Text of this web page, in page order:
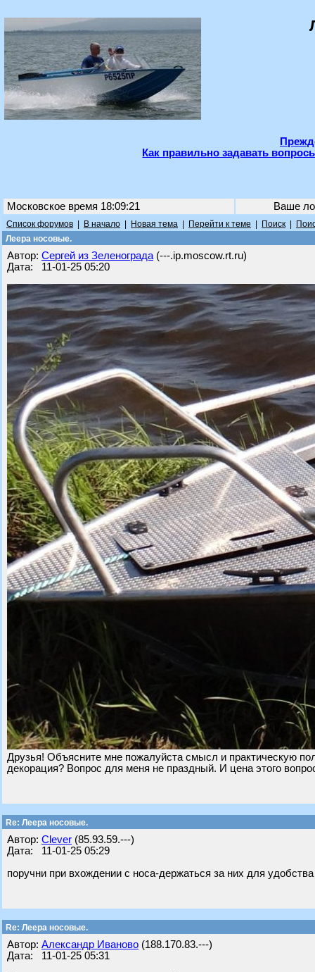
Как правильно задавать
Московское время 18:09:21 Ваше
Список форумов В начало Новая тема Перейти к теме Поиск
Леера носовые.
Автор: Сергей из Зеленограда (---.ip.moscow.rt.ru)
Дата: 11-01-25 05:20
Друзья! Объясните мне пожалуйста смысл и практическую
декорация? Вопрос для меня не праздный. И цена этого
Re: Леера носовые.
Автор: Clever (85.93.59.---)
Дата: 11-01-25 05:29
поручни при вхождении с носа-держаться за них для удобства
Re: Леера носовые.
Автор: Александр Иваново (188.170.83.---)
Дата: 11-01-25 05:31